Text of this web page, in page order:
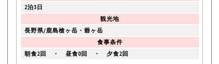
2泊3日
観光地
長野県/鹿島槍ヶ岳・爺ヶ岳
食事条件
朝食2回 ・ 昼食0回 ・ 夕食2回